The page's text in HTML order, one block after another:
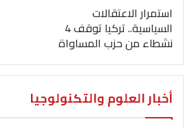
استمرار الاعتقالات
السياسية.. تركيا توقف 4
نشطاء من حزب المساواة
أخبار العلوم والتكنولوجيا